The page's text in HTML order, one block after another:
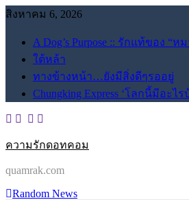
Skip
สิงหาคม 6, 2026
A Dog’s Purpose :: รักแท้ของ “ห
ใต้หล้า
ทางข้างหน้า…ยังมีสิ่งดีๆรออยู่
Chungking Express ‘โลกนี้มีอะไ
ความรักดอทคอม
quamrak.com
Random News